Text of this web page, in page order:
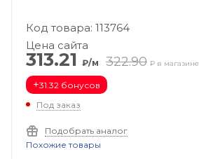
Код товара: 113764
Цена сайта
313.21 ₽/м 322.90 ₽ в магазине
+31.32 бонусов
Под заказ
Подобрать аналог
Похожие товары